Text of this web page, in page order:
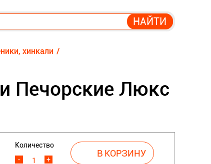
хинкали
Печорские Люкс
Количество
+
-